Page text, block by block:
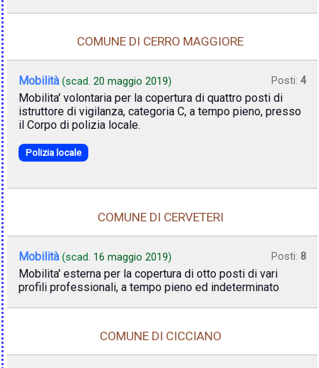
COMUNE DI CERRO MAGGIORE
Mobilità (scad. 20 maggio 2019) Posti: 4
Mobilita' volontaria per la copertura di quattro posti di
istruttore di vigilanza, categoria C, a tempo pieno, presso
il Corpo di polizia locale.
Polizia locale
COMUNE DI CERVETERI
Mobilità (scad. 16 maggio 2019) Posti: 8
Mobilita' esterna per la copertura di otto posti di vari
profili professionali, a tempo pieno ed indeterminato
COMUNE DI CICCIANO